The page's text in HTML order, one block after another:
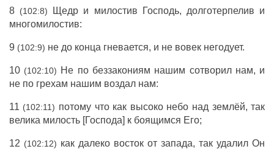
8 (102:8) Щедр и милостив Господь, долготерпелив и
многомилостив:
9 (102:9) не до конца гневается, и не вовек негодует.
10 (102:10) Не по беззакониям нашим сотворил нам, и
не по грехам нашим воздал нам:
11 (102:11) потому что как высоко небо над землёй, так
велика милость [Господа] к боящимся Его;
12 (102:12) как далеко восток от запада, так удалил Он